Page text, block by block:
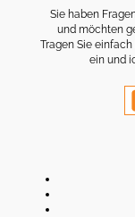
Sie haben
und möchten
Tragen Sie
ein und